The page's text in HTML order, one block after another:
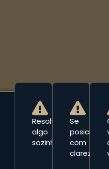
Resolver
algo
sozinha.
Se
posicionar
com
clareza.